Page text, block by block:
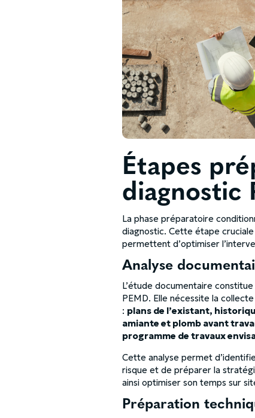
Étapes
diagnostic
La phase préparatoire
diagnostic. Cette étape
permettent d’optimiser
Analyse
L’étude documentaire
PEMD. Elle nécessite la
: plans de l’existant,
amiante et plomb avant
programme de travaux
Cette analyse permet
risque et de préparer la
ainsi optimiser son temps sur
Préparation